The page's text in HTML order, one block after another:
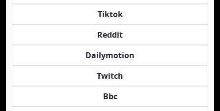
Tiktok
Reddit
Dailymotion
Twitch
Bbc